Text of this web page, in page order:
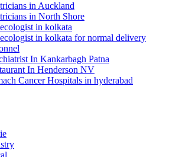
in Auckland
in North Shore
in kolkata
in kolkata for normal delivery
In Kankarbagh Patna
In Henderson NV
Cancer Hospitals in hyderabad